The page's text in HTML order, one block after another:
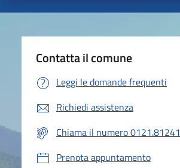
Contatta il comune
Leggi le domande frequenti
Richiedi assistenza
Chiama il numero 0121.81241
Prenota appuntamento